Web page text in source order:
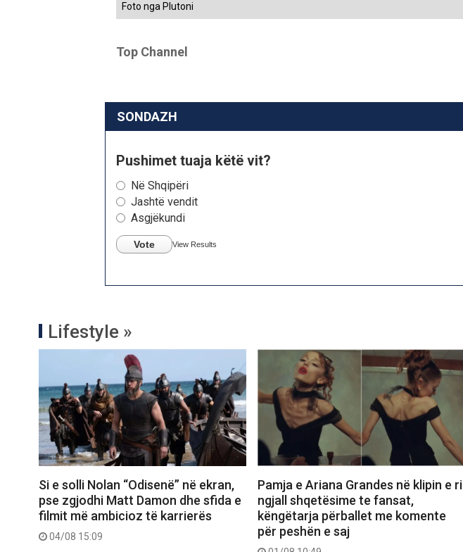
Foto nga Plutoni
Top Channel
SONDAZH
Pushimet tuaja këtë vit?
Në Shqipëri
Jashtë vendit
Asgjëkundi
Vote View Results
Lifestyle »
Si e solli Nolan “Odisenë” në ekran,
pse zgjodhi Matt Damon dhe sfida e
filmit më ambicioz të karrierës
04/08 15:09
Pamja e Ariana Grandes në klipin e ri
ngjall shqetësime te fansat,
këngëtarja përballet me komente
për peshën e saj